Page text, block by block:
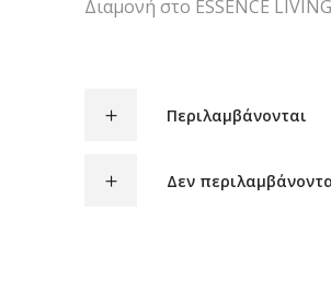
Διαμονή στο ESSENCE
Περιλαμβάνονται
Δεν